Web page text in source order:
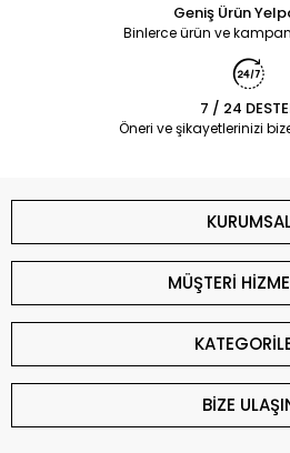
Geniş Ürün
Binlerce ürün ve
7 / 24
Öneri ve şikayetlerinizi
MÜŞTERİ
BİZE